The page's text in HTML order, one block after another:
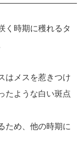
く時期に穫れるタ
はメスを惹きつけ
たような白い斑点
ため、他の時期に